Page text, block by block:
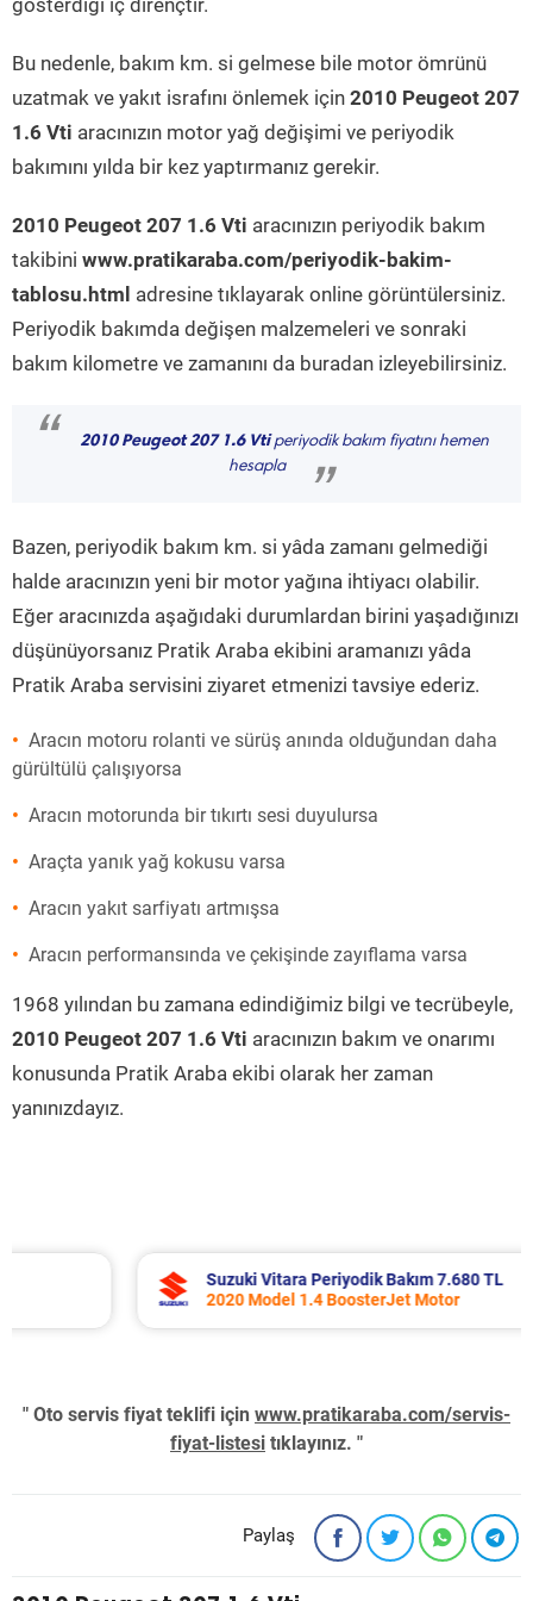
gösterdiği iç dirençtir.
Bu nedenle, bakım km. si gelmese bile motor ömrünü
uzatmak ve yakıt israfını önlemek için 2010 Peugeot 207
1.6 Vti aracınızın motor yağ değişimi ve periyodik
bakımını yılda bir kez yaptırmanız gerekir.
2010 Peugeot 207 1.6 Vti aracınızın periyodik bakım
takibini www.pratikaraba.com/periyodik-bakim-
tablosu.html adresine tıklayarak online görüntülersiniz.
Periyodik bakımda değişen malzemeleri ve sonraki
bakım kilometre ve zamanını da buradan izleyebilirsiniz.
“ 2010 Peugeot 207 1.6 Vtiperiyodik bakım fiyatını hemen
hesapla
”
Bazen, periyodik bakım km. si yâda zamanı gelmediği
halde aracınızın yeni bir motor yağına ihtiyacı olabilir.
Eğer aracınızda aşağıdaki durumlardan birini yaşadığınızı
düşünüyorsanız Pratik Araba ekibini aramanızı yâda
Pratik Araba servisini ziyaret etmenizi tavsiye ederiz.
Aracın motoru rolanti ve sürüş anında olduğundan daha
gürültülü çalışıyorsa
Aracın motorunda bir tıkırtı sesi duyulursa
Araçta yanık yağ kokusu varsa
Aracın yakıt sarfiyatı artmışsa
Aracın performansında ve çekişinde zayıflama varsa
1968 yılından bu zamana edindiğimiz bilgi ve tecrübeyle,
2010 Peugeot 207 1.6 Vti aracınızın bakım ve onarımı
konusunda Pratik Araba ekibi olarak her zaman
yanınızdayız.
Suzuki Vitara Periyodik Bakım 7.680 TL
2020 Model 1.4 BoosterJet Motor
" Oto servis fiyat teklifi için www.pratikaraba.com/servis-
fiyat-listesi tıklayınız. "
Paylaş